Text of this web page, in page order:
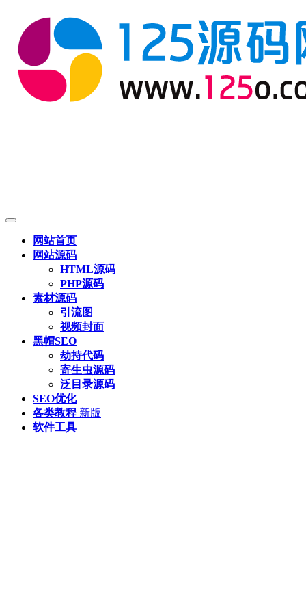
网站首页
网站源码
HTML源码
PHP源码
素材源码
引流图
视频封面
黑帽SEO
劫持代码
寄生虫源码
泛目录源码
SEO优化
各类教程 新版
软件工具